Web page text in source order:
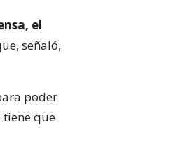
el
señaló,
poder
tiene que